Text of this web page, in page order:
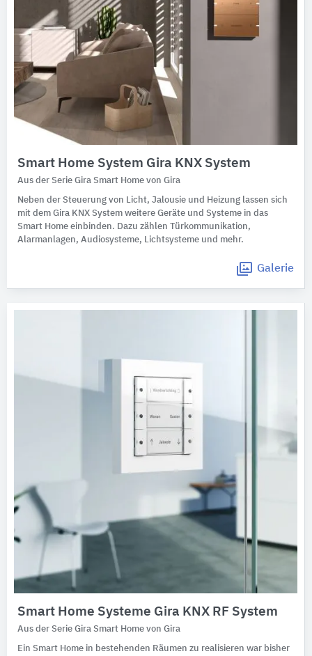
Smart Home System Gira KNX System
Aus der Serie Gira Smart Home von Gira
Neben der Steuerung von Licht, Jalousie und Heizung lassen sich
mit dem Gira KNX System weitere Geräte und Systeme in das
Smart Home einbinden. Dazu zählen Türkommunikation,
Alarmanlagen, Audiosysteme, Lichtsysteme und mehr.
Galerie
Smart Home Systeme Gira KNX RF System
Aus der Serie Gira Smart Home von Gira
Ein Smart Home in bestehenden Räumen zu realisieren war bisher